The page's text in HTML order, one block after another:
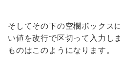
そしてその下の空欄ボックス
い値を改行で区切って入力し
ものはこのようになります。